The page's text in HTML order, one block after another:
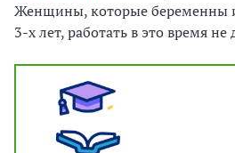
Женщины, которые беременны
3-х лет, работать в это время